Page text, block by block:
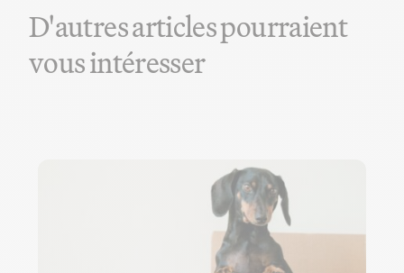
D'autres articles pourraient
vous intéresser